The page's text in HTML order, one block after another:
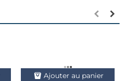
Ajouter au panier